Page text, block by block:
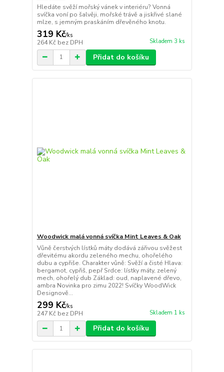
Hledáte svěží mořský vánek v interiéru? Vonná
svíčka voní po šalvěji, mořské trávě a jiskřivé slané
mlze, s jemným praskáním dřevěného knotu.
319 Kč/ks
264 Kč bez DPH Skladem 3 ks
Přidat do košíku
Woodwick malá vonná svíčka Mint Leaves & Oak
Vůně čerstvých lístků máty dodává zářivou svěžest
dřevitému akordu zeleného mechu, ohořelého
dubu a cypřiše. Charakter vůně: Svěží a čisté Hlava:
bergamot, cypřiš, pepř Srdce: lístky máty, zelený
mech, ohořelý dub Základ: oud, naplavené dřevo,
ambra Novinka pro zimu 2022! Svíčky WoodWick
Designově...
299 Kč/ks
247 Kč bez DPH Skladem 1 ks
Přidat do košíku